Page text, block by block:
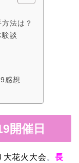
法は？
談
感想
開催日
大花火大会 。長